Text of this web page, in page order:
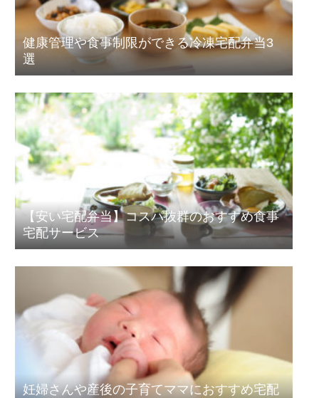
健康管理や食事制限ができる冷凍宅配弁当3
選
【安い宅配弁当】コスパ抜群のおすすめ食事
宅配サービス
妊婦さんや産後の子育てママにおすすめ宅配